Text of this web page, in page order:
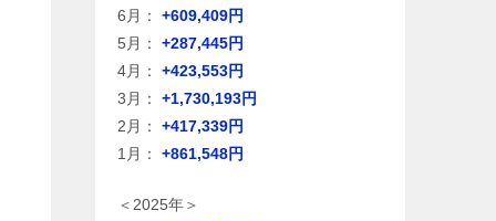
6月：
+609,409円
5月：
+287,445円
4月：
+423,553円
3月：
+1,730,193円
2月：
+417,339円
1月：
+861,548円
＜2025年＞